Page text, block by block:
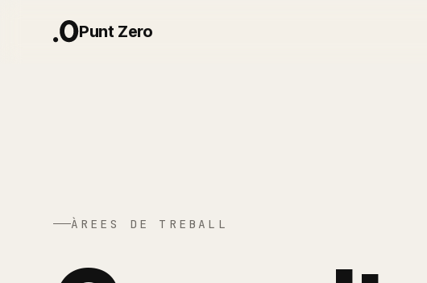
Punt Zero
ÀREES DE TREBALL